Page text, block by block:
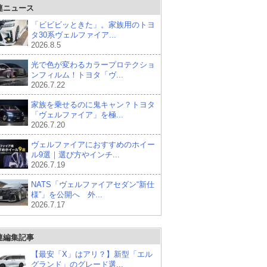
ニュース
「ビビビッときた」。家族用のトヨ
タ30系ヴェルファイア...
2026.8.5
光で色が変わるカラープロテクショ
ンフィルム！トヨタ「ヴ...
2026.7.22
家族を乗せるのに鬼キャン？トヨタ
「ヴェルファイア」を極...
2026.7.20
ヴェルファイアにおすすめのホイー
ル9選｜選び方やインチ...
2026.7.19
NATS「ヴェルファイアセダン“新仕
様”」を公開へ 外...
2026.7.17
編集記事
【最安「X」はアリ？】新型「エル
グランド」のグレード選...